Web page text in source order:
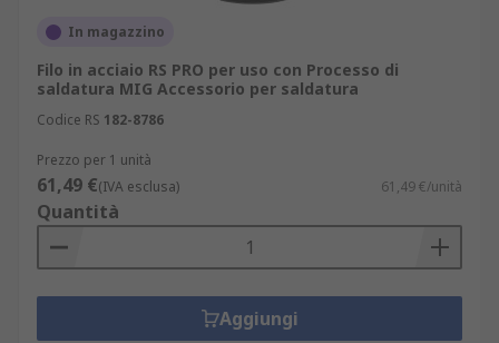
In magazzino
Filo in acciaio RS PRO per uso con Processo di
saldatura MIG Accessorio per saldatura
Codice RS 182-8786
Prezzo per 1 unità
61,49 €(IVA esclusa) 61,49 €/unità
Quantità
Aggiungi